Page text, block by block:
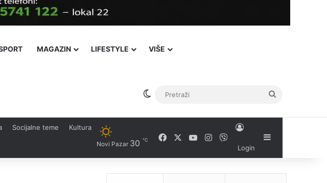
MAGAZIN LIFESTYLE VIŠE
Switch skin
Socijalne teme Kultura
Novi Pazar 30 ℃ FacebookYouTubeInstagram
Viber
Login
Sidebar